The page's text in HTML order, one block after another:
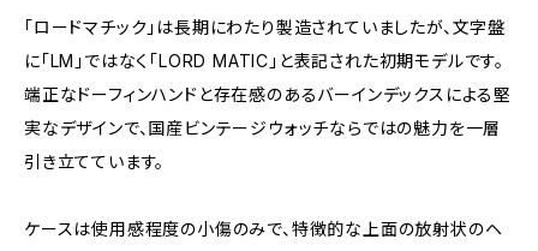
「ロードマチック」は長期にわたり製造されていましたが、文字盤
に「LM」ではなく「LORD MATIC」と表記された初期モデルです。
端正なドーフィンハンドと存在感のあるバーインデックスによる堅
実なデザインで、国産ビンテージウォッチならではの魅力を一層
引き立てています。
ケースは使用感程度の小傷のみで、特徴的な上面の放射状のヘ